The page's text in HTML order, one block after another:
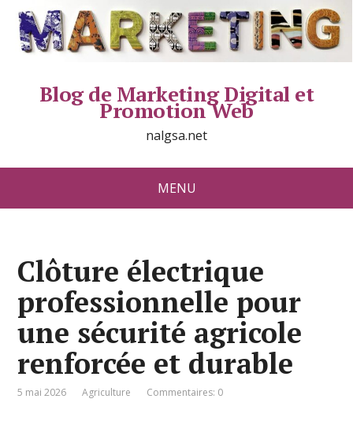
Blog de Marketing Digital et
Promotion Web
nalgsa.net
MENU
Clôture électrique
professionnelle pour
une sécurité agricole
renforcée et durable
5 mai 2026 Agriculture Commentaires: 0